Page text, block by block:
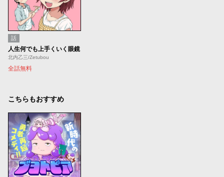
話
人生何でも上手くいく眼鏡
北内乙三/Zetubou
全話無料
こちらもおすすめ